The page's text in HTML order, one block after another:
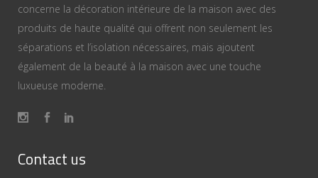
concerne la décoration intérieure de la maison avec des
produits de haute qualité qui offrent non seulement les
séparations et l’isolation nécessaires, mais ajoutent
également de la beauté à la maison avec une touche
luxueuse moderne.
Contact us